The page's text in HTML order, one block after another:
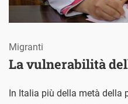
La vulnerabilità
Migranti
In Italia più della metà della